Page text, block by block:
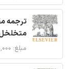
ترجمه
مبلغ: ۱۴۰,۰۰۰ تومان